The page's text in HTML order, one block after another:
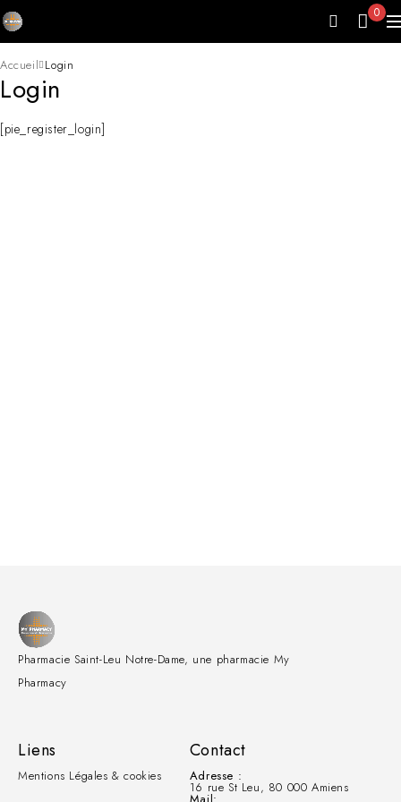
0
Login
Accueil Login
[pie_register_login]
Pharmacie Saint-Leu Notre-Dame, une pharmacie My
Pharmacy
Liens
Mentions Légales & cookies
Contact
Adresse :
16 rue St Leu, 80 000 Amiens